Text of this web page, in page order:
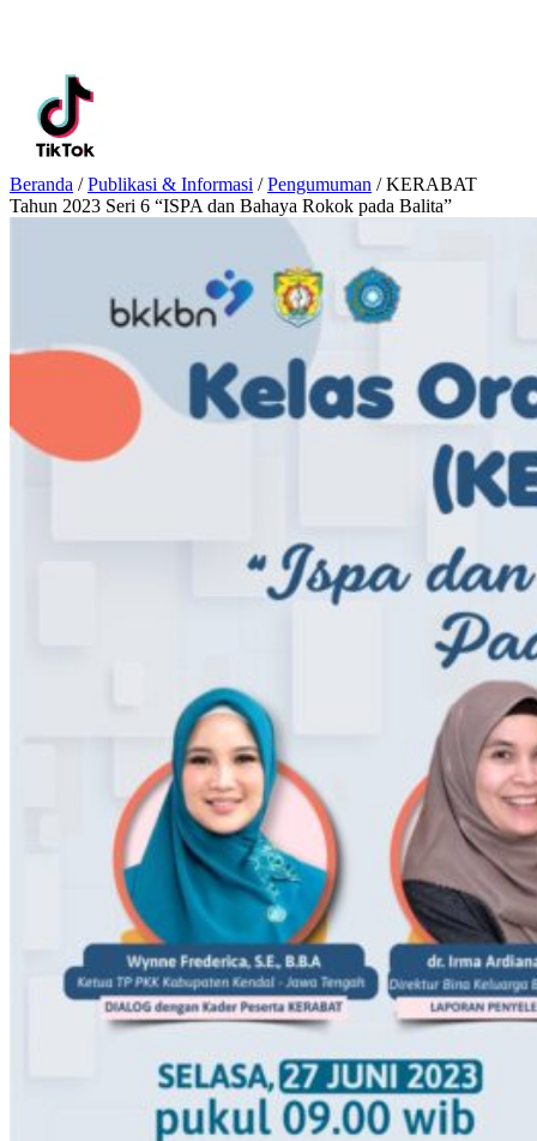
Beranda / Publikasi & Informasi / Pengumuman / KERABAT
Tahun 2023 Seri 6 “ISPA dan Bahaya Rokok pada Balita”